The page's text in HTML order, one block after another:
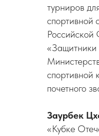
турниров
спортивной
«Защитники
спортивной
почетного
Заурбек
«Кубке